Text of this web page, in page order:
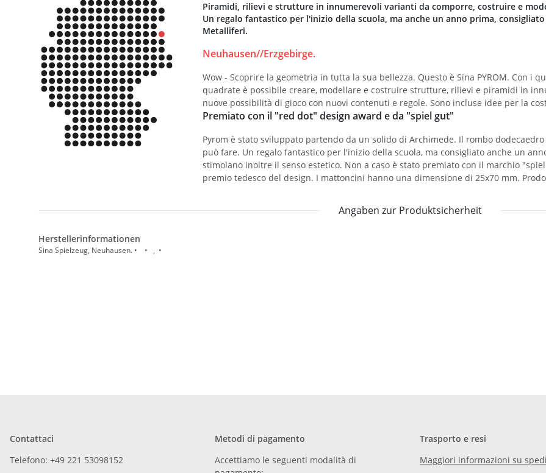
Piramidi, rilievi e strutture in innumerevoli varianti da comporre, costruire e
Un regalo fantastico per l'inizio della scuola, ma anche un anno prima,
Metalliferi.
Neuhausen//Erzgebirge.
Wow - Scoprire la geometria in tutta la sua bellezza. Questo è Sina PYROM. Con i
quadrate è possibile creare, modellare e costruire strutture, rilievi e piramidi in
nuove possibilità di gioco con nuovi contenuti e regole. Sono incluse idee per la
Premiato con il "red dot" design award e da "spiel gut"
Pyrom è stato sviluppato partendo da un solido di Archimede. Il rombo
può fare. Un regalo fantastico per l'inizio della scuola, ma consigliato anche un
stimolano inoltre il senso estetico. Non a caso è stato premiato con il marchio
premio tedesco del design. I mattoncini hanno una dimensione di 25x70 mm.
Angaben zur Produktsicherheit
Herstellerinformationen
Sina Spielzeug, Neuhausen. • • , •
Contattaci
Telefono: +49 221 53098152
Metodi di pagamento
Accettiamo le seguenti modalità di
Trasporto e resi
Maggiori informazioni su